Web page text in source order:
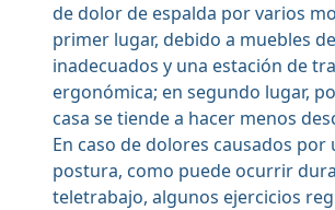
de dolor de espalda por varios
primer lugar, debido a muebles
inadecuados y una estación de
ergonómica; en segundo lugar,
casa se tiende a hacer menos
En caso de dolores causados por
postura, como puede ocurrir
teletrabajo, algunos ejercicios